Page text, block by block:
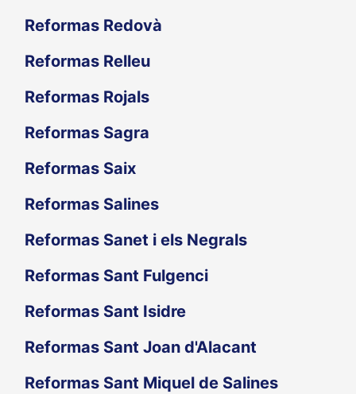
Reformas Redovà
Reformas Relleu
Reformas Rojals
Reformas Sagra
Reformas Saix
Reformas Salines
Reformas Sanet i els Negrals
Reformas Sant Fulgenci
Reformas Sant Isidre
Reformas Sant Joan d'Alacant
Reformas Sant Miquel de Salines